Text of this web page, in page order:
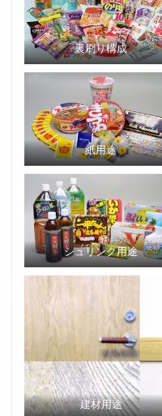
裏刷り構成
紙用途
シュリンク用途
建材用途